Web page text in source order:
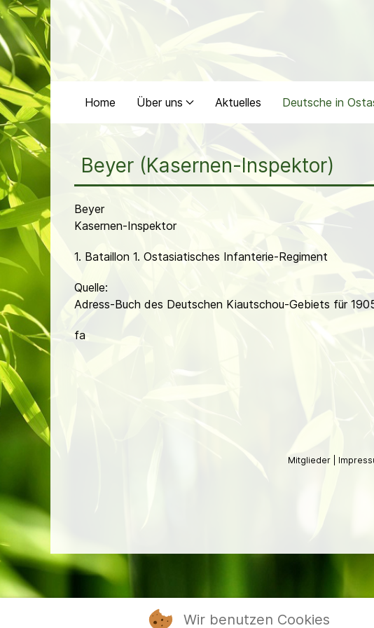
Home Über uns Aktuelles Deutsche in
Beyer (Kasernen-Inspektor)
Beyer
Kasernen-Inspektor
1. Bataillon 1. Ostasiatisches Infanterie-Regiment
Quelle:
Adress-Buch des Deutschen Kiautschou-Gebiets für
fa
Mitglieder
Wir benutzen Cookies